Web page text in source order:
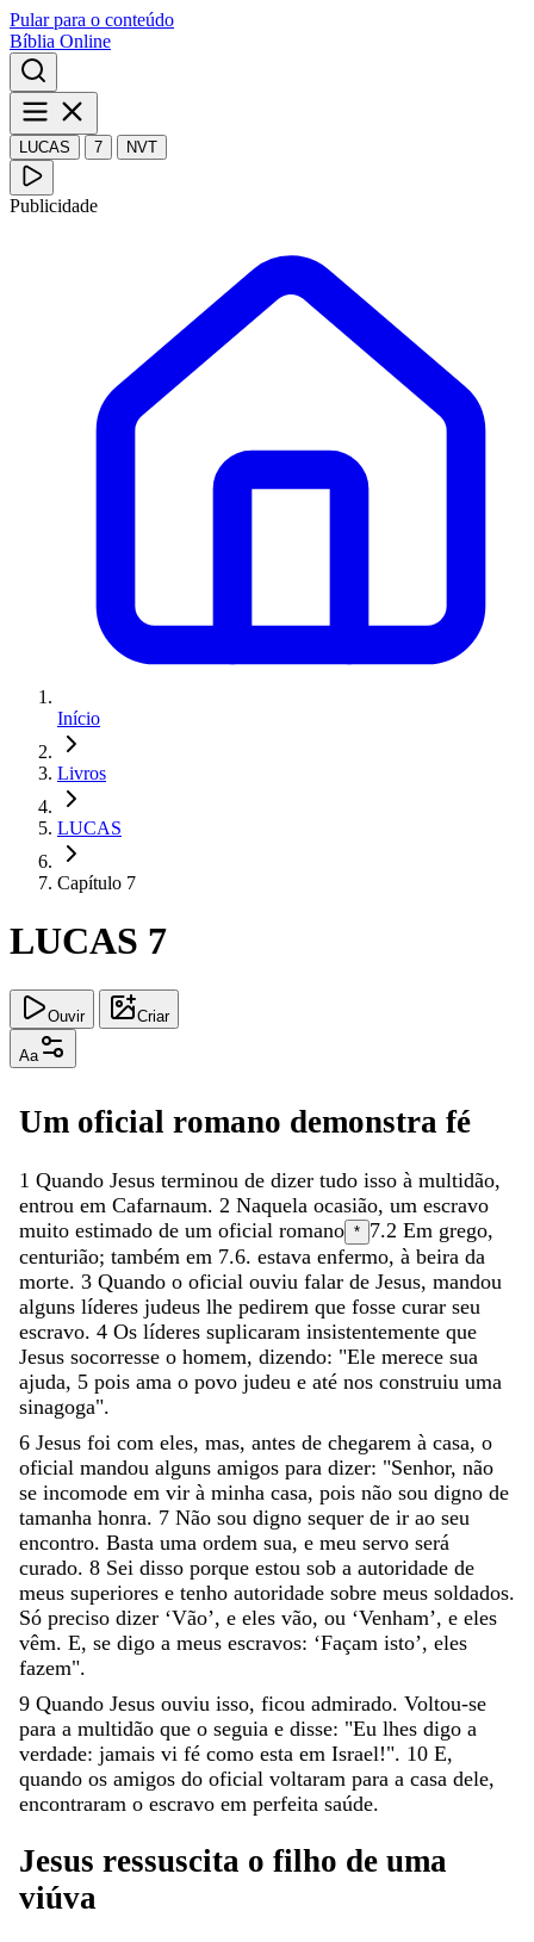
Pular para o conteúdo
Bíblia Online
LUCAS 7 NVT
Publicidade
Início
Livros
LUCAS
Capítulo 7
LUCAS 7
Ouvir Criar
Aa
Um oficial romano demonstra fé
1 Quando Jesus terminou de dizer tudo isso à multidão,
entrou em Cafarnaum. 2 Naquela ocasião, um escravo
muito estimado de um oficial romano * 7.2 Em grego,
centurião; também em 7.6. estava enfermo, à beira da
morte. 3 Quando o oficial ouviu falar de Jesus, mandou
alguns líderes judeus lhe pedirem que fosse curar seu
escravo. 4 Os líderes suplicaram insistentemente que
Jesus socorresse o homem, dizendo: "Ele merece sua
ajuda, 5 pois ama o povo judeu e até nos construiu uma
sinagoga".
6 Jesus foi com eles, mas, antes de chegarem à casa, o
oficial mandou alguns amigos para dizer: "Senhor, não
se incomode em vir à minha casa, pois não sou digno de
tamanha honra. 7 Não sou digno sequer de ir ao seu
encontro. Basta uma ordem sua, e meu servo será
curado. 8 Sei disso porque estou sob a autoridade de
meus superiores e tenho autoridade sobre meus soldados.
Só preciso dizer ‘Vão’, e eles vão, ou ‘Venham’, e eles
vêm. E, se digo a meus escravos: ‘Façam isto’, eles
fazem".
9 Quando Jesus ouviu isso, ficou admirado. Voltou-se
para a multidão que o seguia e disse: "Eu lhes digo a
verdade: jamais vi fé como esta em Israel!". 10 E,
quando os amigos do oficial voltaram para a casa dele,
encontraram o escravo em perfeita saúde.
Jesus ressuscita o filho de uma
viúva